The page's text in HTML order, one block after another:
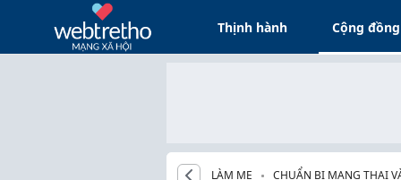
Thịnh hành Cộng đồng
LÀM MẸ CHUẨN BỊ MANG THAI